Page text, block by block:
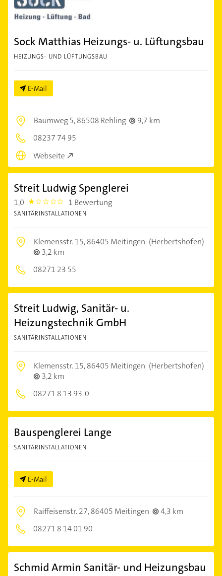
Sock Matthias Heizungs- u. Lüftungsbau
HEIZUNGS- UND LÜFTUNGSBAU
E-Mail
Baumweg 5,86508 Rehling
9,7 km
08237 74 95
Webseite
Streit Ludwig Spenglerei
1,0 1.0 1 Bewertung
SANITÄRINSTALLATIONEN
Klemensstr. 15,86405 Meitingen (Herbertshofen)
3,2 km
08271 23 55
Streit Ludwig, Sanitär- u.
Heizungstechnik GmbH
SANITÄRINSTALLATIONEN
Klemensstr. 15,86405 Meitingen (Herbertshofen)
3,2 km
08271 8 13 93-0
Bauspenglerei Lange
SANITÄRINSTALLATIONEN
E-Mail
Raiffeisenstr. 27,86405 Meitingen
4,3 km
08271 8 14 01 90
Schmid Armin Sanitär- und Heizungsbau